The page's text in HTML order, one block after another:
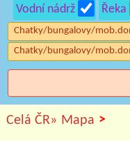
Vodní nádrž
Řeka
Chatky/bungalovy/
Chatky/bungalovy/
Celá ČR» Mapa >